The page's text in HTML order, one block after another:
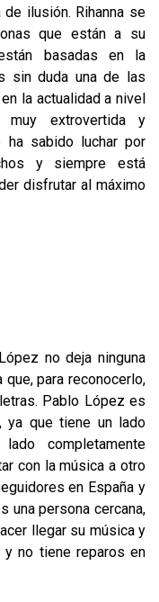
ilusión. Rihanna se
que están a su
basadas en la
sin duda una de las
la actualidad a nivel
muy extrovertida y
ha sabido luchar por
y siempre está
disfrutar al máximo
no deja ninguna
para reconocerlo,
Pablo López es
que tiene un lado
completamente
con la música a otro
en España y
una persona cercana,
llegar su música y
no tiene reparos en